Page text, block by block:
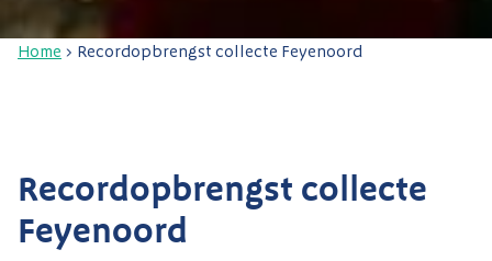
Home > Recordopbrengst collecte Feyenoord
Recordopbrengst collecte
Feyenoord